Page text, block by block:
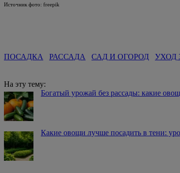
Источник фото: freepik
ПОСАДКА РАССАДА САД И ОГОРОД УХОД
На эту тему:
Богатый урожай без рассады: какие
Какие овощи лучше посадить в тени: